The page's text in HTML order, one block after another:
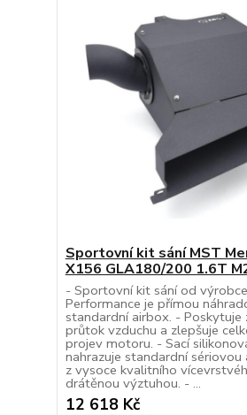
Sportovní kit sání MST
X156 GLA180/200 1.6T
- Sportovní kit sání od
Performance je přímou
standardní airbox. - Poskytuje
průtok vzduchu a zlepšuje
projev motoru. - Sací
nahrazuje standardní sériovou
z vysoce kvalitního
drátěnou výztuhou. - ...
12 618 Kč